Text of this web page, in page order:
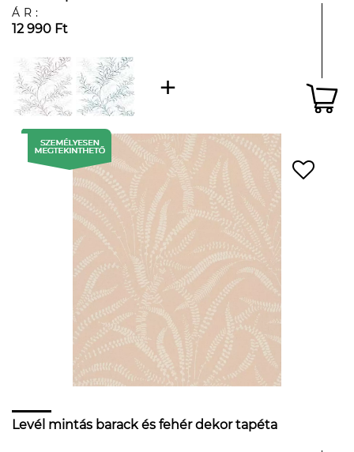
ÁR:
12 990 Ft
Levél mintás barack és fehér dekor tapéta